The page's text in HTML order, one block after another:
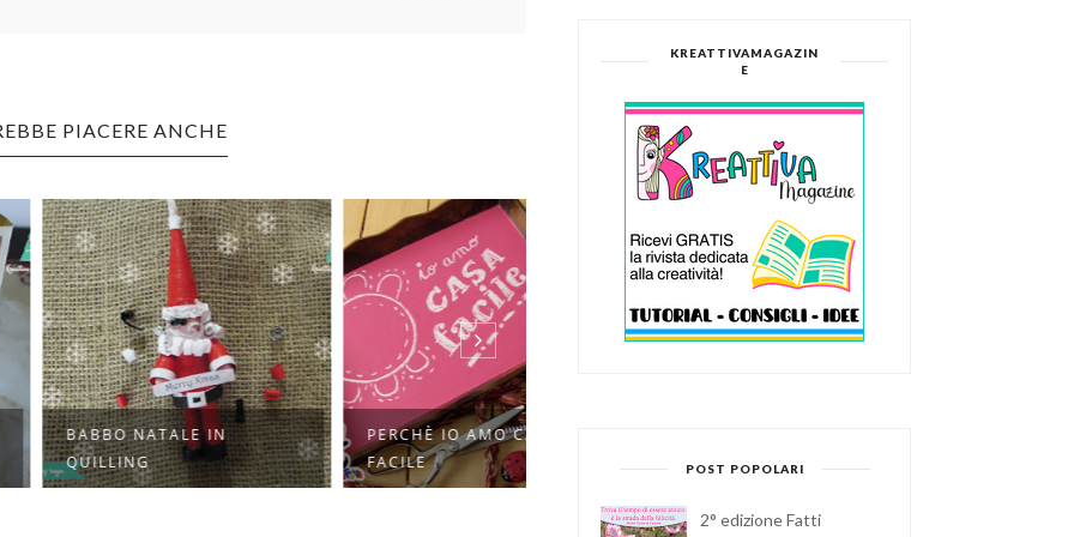
PIACERE ANCHE
NATALE IN
PERCHÈ IO AMO CASA
FACILE
KREATTIVAMAGAZIN
E
POST POPOLARI
2° edizione Fatti